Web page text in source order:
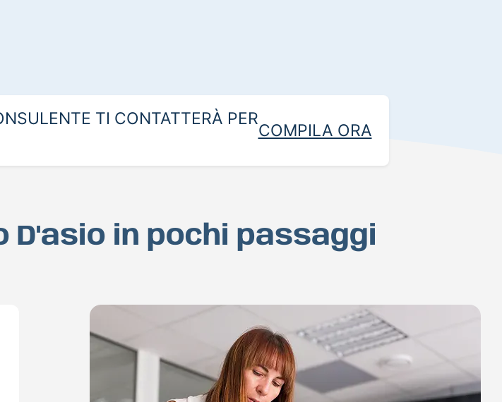
TI CONTATTERÀ PER
COMPILA ORA
D'asio in pochi passaggi